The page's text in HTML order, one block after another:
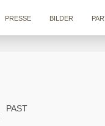
PRESSE BILDER
PAST